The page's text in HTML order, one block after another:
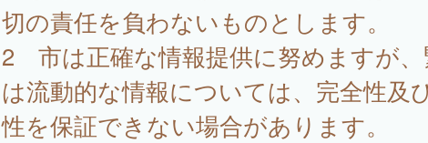
切の責任を負わないものとします。
2 市は正確な情報提供に努めますが、
は流動的な情報については、完全性及
性を保証できない場合があります。